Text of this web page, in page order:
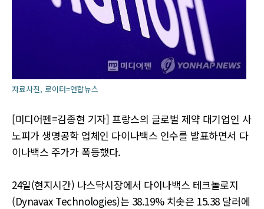
자료사진, 로이터=연합뉴스
[미디어펜=김종현 기자] 프랑스의 글로벌 제약 대기업인 사
노피가 생명공학 업체인 다이나백스 인수를 발표하면서 다
이나백스 주가가 폭등했다.
24일(현지시간) 나스닥시장에서 다이나백스 테크놀로지
(Dynavax Technologies)는 38.19% 치솟은 15.38 달러에